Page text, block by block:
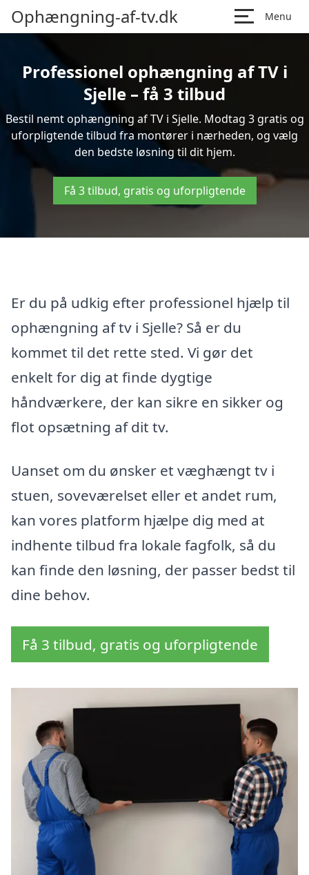
Ophængning-af-tv.dk Menu
Professionel ophængning af TV i
Sjelle – få 3 tilbud
Bestil nemt ophængning af TV i Sjelle. Modtag 3 gratis og
uforpligtende tilbud fra montører i nærheden, og vælg
den bedste løsning til dit hjem.
Få 3 tilbud, gratis og uforpligtende
Er du på udkig efter professionel hjælp til
ophængning af tv i Sjelle? Så er du
kommet til det rette sted. Vi gør det
enkelt for dig at finde dygtige
håndværkere, der kan sikre en sikker og
flot opsætning af dit tv.
Uanset om du ønsker et væghængt tv i
stuen, soveværelset eller et andet rum,
kan vores platform hjælpe dig med at
indhente tilbud fra lokale fagfolk, så du
kan finde den løsning, der passer bedst til
dine behov.
Få 3 tilbud, gratis og uforpligtende